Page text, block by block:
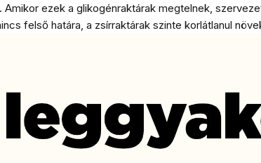
Amikor ezek a glikogénraktárak megtelnek,
felső határa, a zsírraktárak szinte korlátlanul